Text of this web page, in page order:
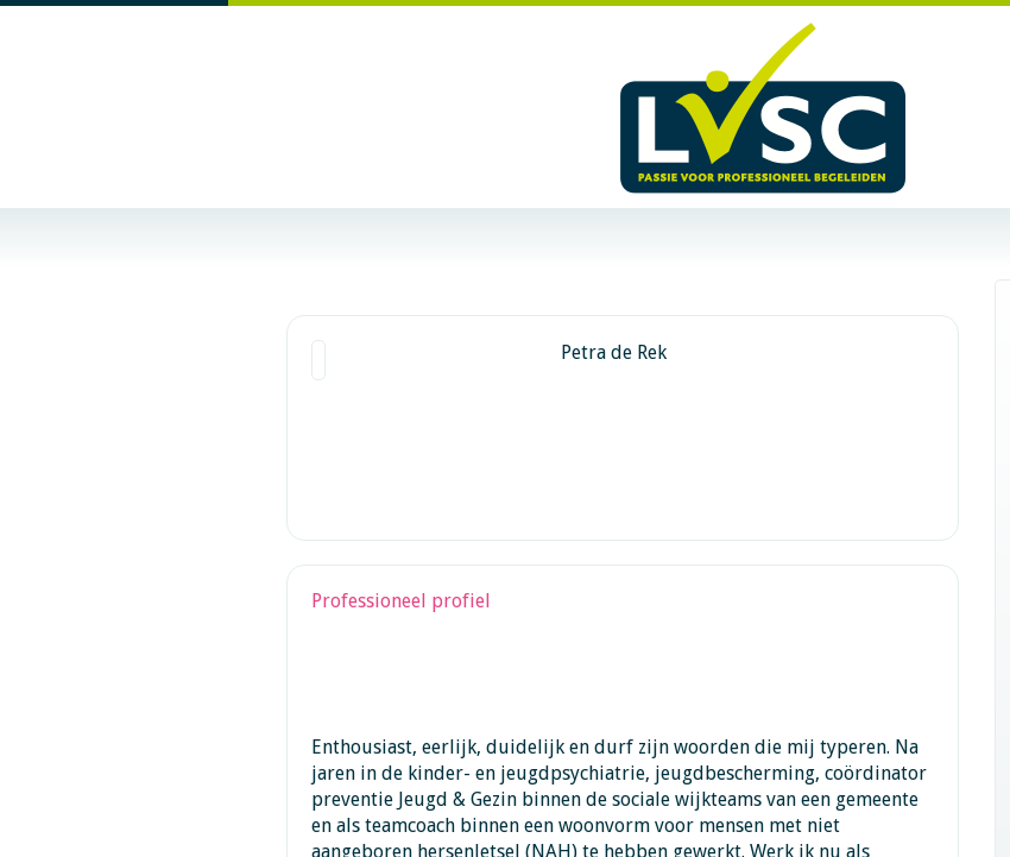
Petra de Rek
Professioneel profiel
Enthousiast, eerlijk, duidelijk en durf zijn woorden die mij typeren. Na
jaren in de kinder- en jeugdpsychiatrie, jeugdbescherming, coördinator
preventie Jeugd & Gezin binnen de sociale wijkteams van een gemeente
en als teamcoach binnen een woonvorm voor mensen met niet
aangeboren hersenletsel (NAH) te hebben gewerkt. Werk ik nu als